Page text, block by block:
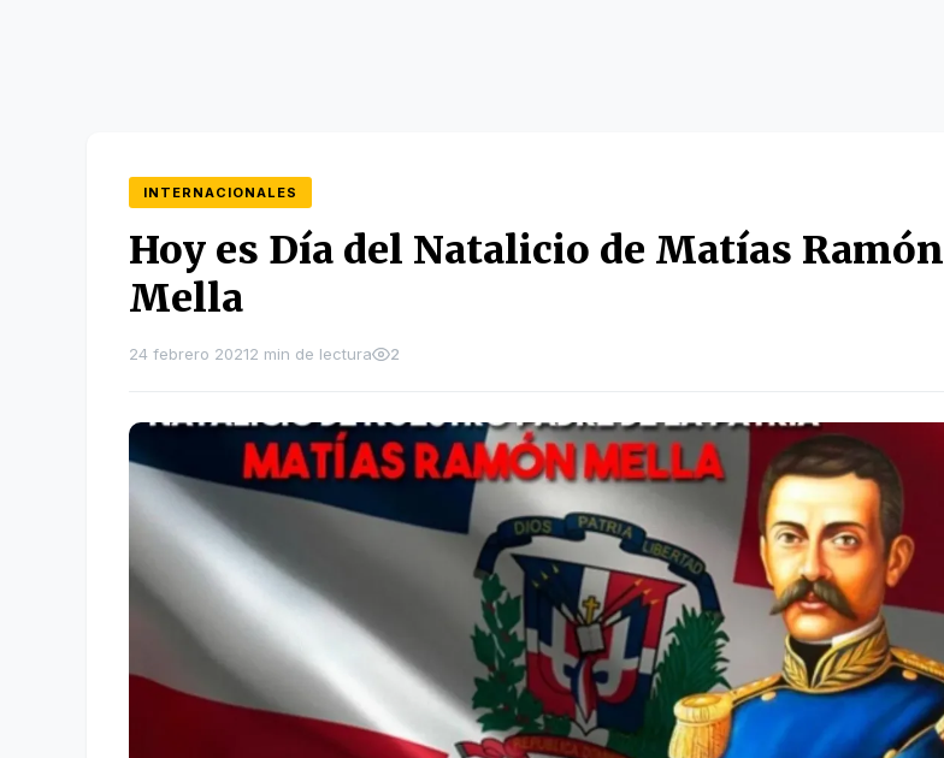
INTERNACIONALES
Hoy es Día del Natalicio de Matías Ramón
Mella
24 febrero 20212 min de lectura 2